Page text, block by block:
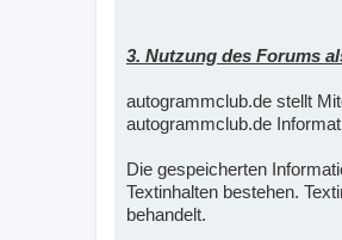
3. Nutzung des Forums
autogrammclub.de stellt
autogrammclub.de
Die gespeicherten
Textinhalten bestehen.
behandelt.